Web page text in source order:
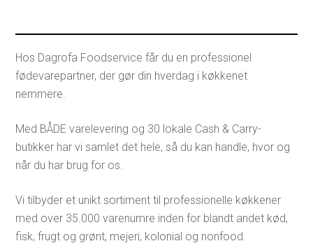
Hos Dagrofa Foodservice får du en professionel
fødevarepartner, der gør din hverdag i køkkenet
nemmere.
Med BÅDE varelevering og 30 lokale Cash & Carry-
butikker har vi samlet det hele, så du kan handle, hvor og
når du har brug for os.
Vi tilbyder et unikt sortiment til professionelle køkkener
med over 35.000 varenumre inden for blandt andet kød,
fisk, frugt og grønt, mejeri, kolonial og nonfood.